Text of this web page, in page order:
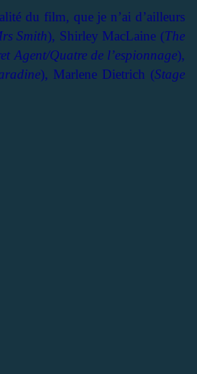
du film, que je n’ai d’ailleurs
Smith), Shirley MacLaine (The
Agent/Quatre de l’espionnage),
), Marlene Dietrich (Stage